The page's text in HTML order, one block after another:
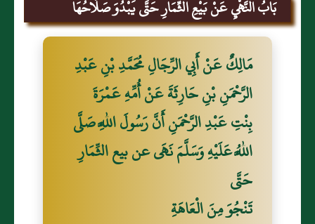
بَابُ النَّهْيِ عَنْ بَيْعِ الثِّمَارِ حَتَّى يَبْدُوَ صَلَاحُهَا
مَالِكٌ عَنْ أَبِي الرِّجَالِ مُحَمَّدِ بْنِ عَبْدِ
الرَّحْمَنِ بْنِ حَارِثَةَ عَنْ أُمِّهِ عَمْرَةَ
بِنْتِ عَبْدِ الرَّحْمَنِ أَنَّ رَسُولَ اللَّهِ صَلَّى
اللَّهُ عَلَيْهِ وَسَلَّمَ نَهَى عن بيع الثِّمَارِ
حَتَّى
تَنْجُوَ مِنَ الْعَاهَةِ